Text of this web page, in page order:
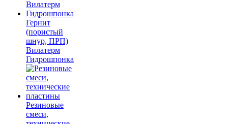
Гернит
(пористый
шнур, ПРП)
Вилатерм
Гидрошпонка
Резиновые
смеси,